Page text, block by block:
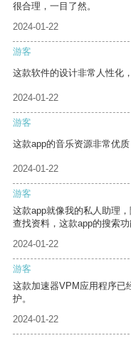
很合理，一目了然。
2024-01-22
游客
这款软件的设计非常人性化
2024-01-22
游客
这款app的音乐资源非常优
2024-01-22
游客
这款app就像我的私人助理
查找资料，这款app的搜索
2024-01-22
游客
这款加速器VPM应用程序已
护。
2024-01-22